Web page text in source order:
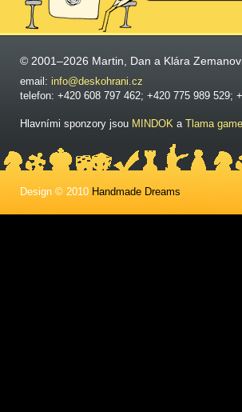
© 2001–2026 Martin, Dan a Klára
email: info@deskohrani.cz
telefon: +420 608 797 462; +420 775 989 529;
Hlavními sponzory jsou MINDOK a Tlama
Design © 2010 Handmade Dreams